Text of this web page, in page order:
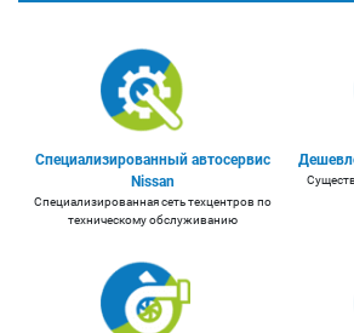
Специализированный автосервис
Nissan
Специализированная сеть техцентров по
техническому обслуживанию